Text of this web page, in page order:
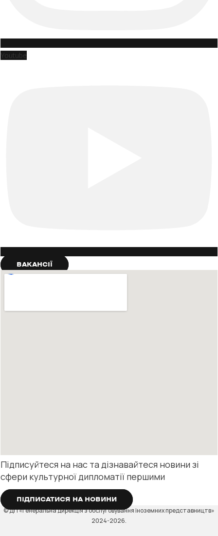
Youtube
ВАКАНСІЇ
Підписуйтеся на нас та дізнавайтеся новини зі
сфери культурної дипломатії першими
ПІДПИСАТИСЯ НА НОВИНИ
© ДП «Генеральна дирекція з обслуговування іноземних представництв»
2024-2026.